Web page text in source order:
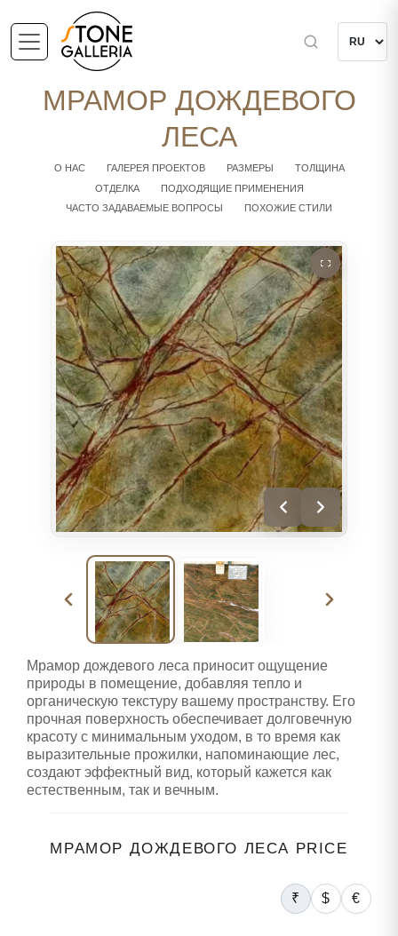
МРАМОР ДОЖДЕВОГО
ЛЕСА
О НАС ГАЛЕРЕЯ ПРОЕКТОВ РАЗМЕРЫ
ТОЛЩИНА
ОТДЕЛКА
ПОДХОДЯЩИЕ ПРИМЕНЕНИЯ
ЧАСТО ЗАДАВАЕМЫЕ ВОПРОСЫ
ПОХОЖИЕ СТИЛИ
Мрамор дождевого леса приносит ощущение
природы в помещение, добавляя тепло и
органическую текстуру вашему пространству. Его
прочная поверхность обеспечивает долговечную
красоту с минимальным уходом, в то время как
выразительные прожилки, напоминающие лес,
создают эффектный вид, который кажется как
естественным, так и вечным.
МРАМОР ДОЖДЕВОГО ЛЕСА PRICE
₹ $ €